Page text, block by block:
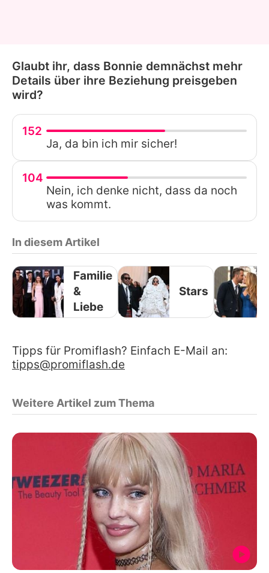
Glaubt ihr, dass Bonnie demnächst mehr
Details über ihre Beziehung preisgeben
wird?
152
Ja, da bin ich mir sicher!
104
Nein, ich denke nicht, dass da noch
was kommt.
In diesem Artikel
Familie
&
Liebe
Stars
Tipps für Promiflash? Einfach E-Mail an:
tipps@promiflash.de
Weitere Artikel zum Thema